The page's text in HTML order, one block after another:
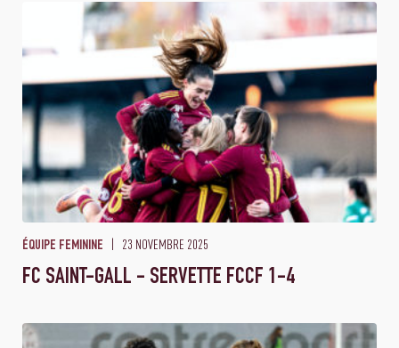
ÉQUIPE FEMININE 23 NOVEMBRE 2025
FC SAINT-GALL - SERVETTE FCCF 1-4